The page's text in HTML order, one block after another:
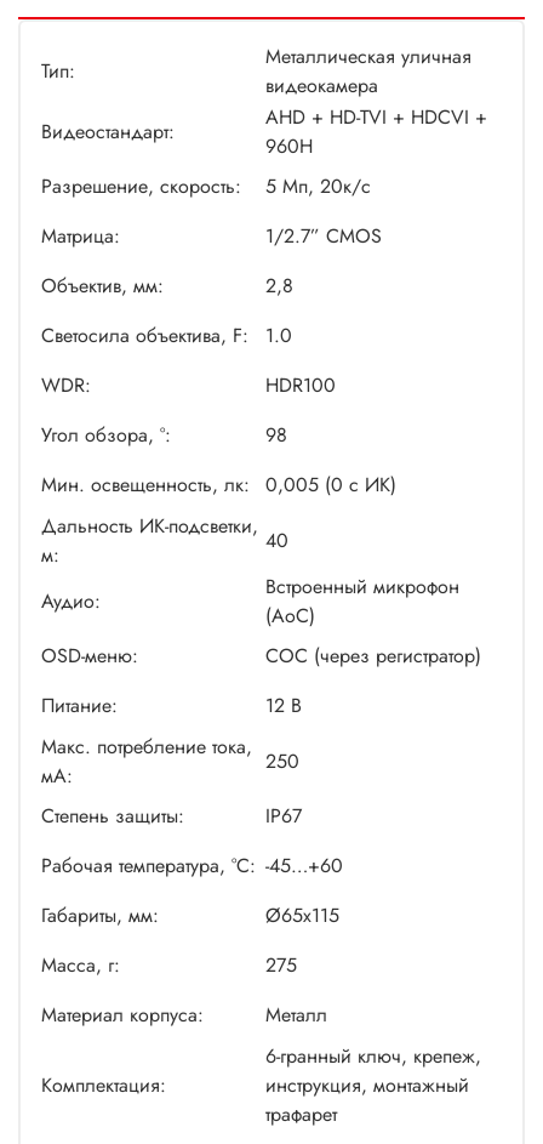
видеоконтроля. Используется для установки на улице и в
помещениях, где требования к качеству изображения и
детализации максимальны вне зависимости от времени
суток, качества освещения и погодных условий.
Тип:
Металлическая уличная
видеокамера
Видеостандарт:
AHD + HD-TVI + HDCVI +
960H
Разрешение, скорость:
5 Мп, 20к/с
Матрица:
1/2.7” CMOS
Объектив, мм:
2,8
Светосила объектива, F:
1.0
WDR:
HDR100
Угол обзора, °:
98
Мин. освещенность, лк:
0,005 (0 с ИК)
Дальность ИК-подсветки,
м:
40
Аудио:
Встроенный микрофон
(AoC)
OSD-меню:
COC (через регистратор)
Питание:
12 В
Макс. потребление тока,
мА:
250
Степень защиты:
IP67
Рабочая температура, °С: -45…+60
Габариты, мм:
Ø65x115
Масса, г:
275
Материал корпуса:
Металл
Комплектация:
6-гранный ключ, крепеж,
инструкция, монтажный
трафарет